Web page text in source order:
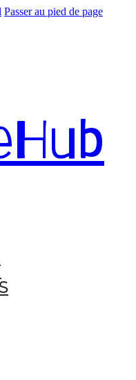
Passer au pied de page
Hub